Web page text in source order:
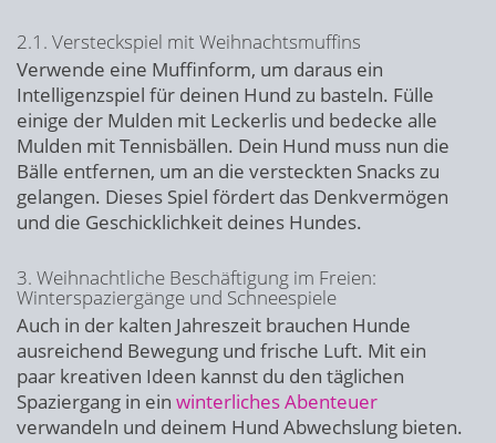
2.1. Versteckspiel mit Weihnachtsmuffins
Verwende eine Muffinform, um daraus ein
Intelligenzspiel für deinen Hund zu basteln. Fülle
einige der Mulden mit Leckerlis und bedecke alle
Mulden mit Tennisbällen. Dein Hund muss nun die
Bälle entfernen, um an die versteckten Snacks zu
gelangen. Dieses Spiel fördert das Denkvermögen
und die Geschicklichkeit deines Hundes.
3. Weihnachtliche Beschäftigung im Freien:
Winterspaziergänge und Schneespiele
Auch in der kalten Jahreszeit brauchen Hunde
ausreichend Bewegung und frische Luft. Mit ein
paar kreativen Ideen kannst du den täglichen
Spaziergang in ein winterliches Abenteuer
verwandeln und deinem Hund Abwechslung bieten.